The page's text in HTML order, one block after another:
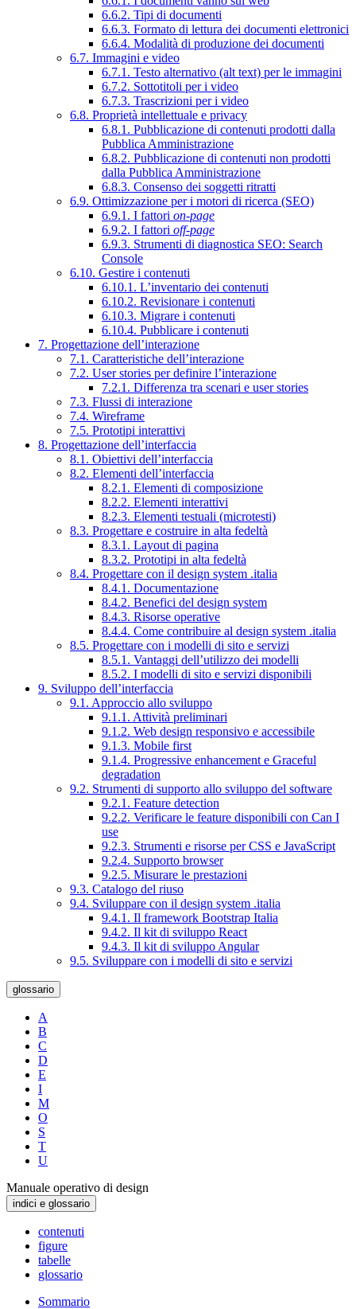
6.6.2. Tipi di documenti
6.6.3. Formato di lettura dei documenti elettronici
6.6.4. Modalità di produzione dei documenti
6.7. Immagini e video
6.7.1. Testo alternativo (alt text) per le immagini
6.7.2. Sottotitoli per i video
6.7.3. Trascrizioni per i video
6.8. Proprietà intellettuale e privacy
6.8.1. Pubblicazione di contenuti prodotti dalla
Pubblica Amministrazione
6.8.2. Pubblicazione di contenuti non prodotti
dalla Pubblica Amministrazione
6.8.3. Consenso dei soggetti ritratti
6.9. Ottimizzazione per i motori di ricerca (SEO)
6.9.1. I fattori on-page
6.9.2. I fattori off-page
6.9.3. Strumenti di diagnostica SEO: Search
Console
6.10. Gestire i contenuti
6.10.1. L’inventario dei contenuti
6.10.2. Revisionare i contenuti
6.10.3. Migrare i contenuti
6.10.4. Pubblicare i contenuti
7. Progettazione dell’interazione
7.1. Caratteristiche dell’interazione
7.2. User stories per definire l’interazione
7.2.1. Differenza tra scenari e user stories
7.3. Flussi di interazione
7.4. Wireframe
7.5. Prototipi interattivi
8. Progettazione dell’interfaccia
8.1. Obiettivi dell’interfaccia
8.2. Elementi dell’interfaccia
8.2.1. Elementi di composizione
8.2.2. Elementi interattivi
8.2.3. Elementi testuali (microtesti)
8.3. Progettare e costruire in alta fedeltà
8.3.1. Layout di pagina
8.3.2. Prototipi in alta fedeltà
8.4. Progettare con il design system .italia
8.4.1. Documentazione
8.4.2. Benefici del design system
8.4.3. Risorse operative
8.4.4. Come contribuire al design system .italia
8.5. Progettare con i modelli di sito e servizi
8.5.1. Vantaggi dell’utilizzo dei modelli
8.5.2. I modelli di sito e servizi disponibili
9. Sviluppo dell’interfaccia
9.1. Approccio allo sviluppo
9.1.1. Attività preliminari
9.1.2. Web design responsivo e accessibile
9.1.3. Mobile first
9.1.4. Progressive enhancement e Graceful
degradation
9.2. Strumenti di supporto allo sviluppo del software
9.2.1. Feature detection
9.2.2. Verificare le feature disponibili con Can I
use
9.2.3. Strumenti e risorse per CSS e JavaScript
9.2.4. Supporto browser
9.2.5. Misurare le prestazioni
9.3. Catalogo del riuso
9.4. Sviluppare con il design system .italia
9.4.1. Il framework Bootstrap Italia
9.4.2. Il kit di sviluppo React
9.4.3. Il kit di sviluppo Angular
9.5. Sviluppare con i modelli di sito e servizi
glossario
A
B
C
D
E
I
M
O
S
T
U
Manuale operativo di design
indici e glossario
contenuti
figure
tabelle
glossario
Sommario